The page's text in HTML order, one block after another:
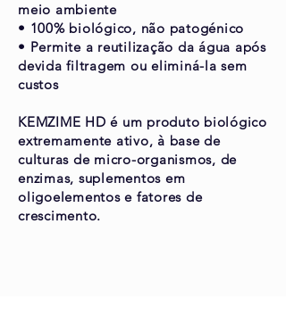
meio ambiente
• 100% biológico, não patogénico
• Permite a reutilização da água após
devida filtragem ou eliminá-la sem
custos
KEMZIME HD é um produto biológico
extremamente ativo, à base de
culturas de micro-organismos, de
enzimas, suplementos em
oligoelementos e fatores de
crescimento.